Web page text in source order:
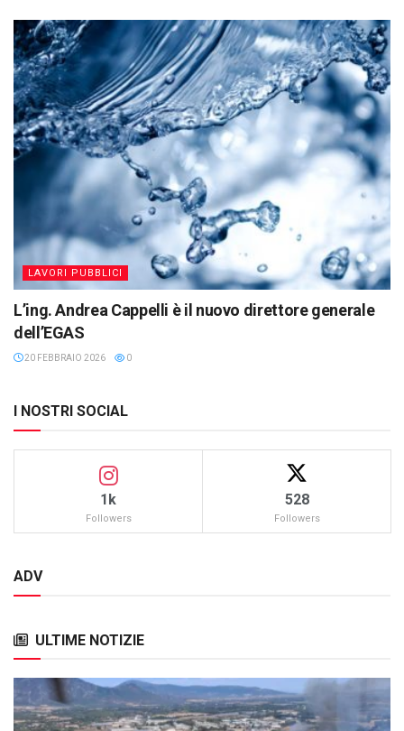
LAVORI PUBBLICI
L’ing. Andrea Cappelli è il nuovo direttore generale
dell’EGAS
20 FEBBRAIO 2026 0
I NOSTRI SOCIAL
1k
Followers
528
Followers
ADV
ULTIME NOTIZIE